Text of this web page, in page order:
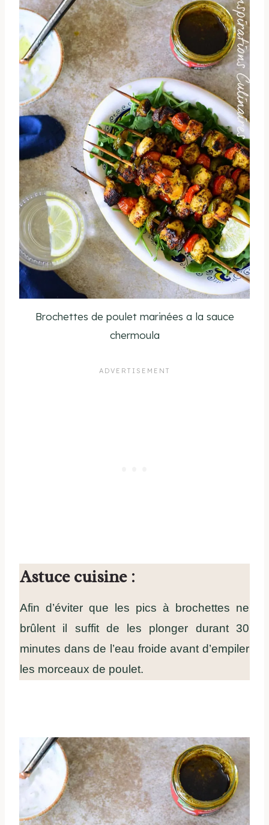
Brochettes de poulet marinées a la sauce
chermoula
Astuce cuisine:
Afin d’éviter que les pics à brochettes ne
brûlent il suffit de les plonger durant 30
minutes dans de l’eau froide avant d’empiler
les morceaux de poulet.